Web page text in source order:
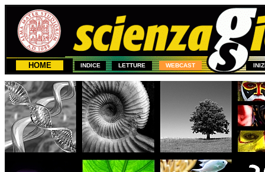
HOME INDICE LETTURE WEBCAST